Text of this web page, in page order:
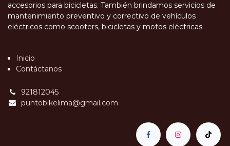
accesorios para bicicletas. También brindamos servicios de
mantenimiento preventivo y correctivo de vehículos
eléctricos como scooters, bicicletas y motos eléctricas.
Inicio
Contáctanos
921812045
puntobikelima@gmail.com